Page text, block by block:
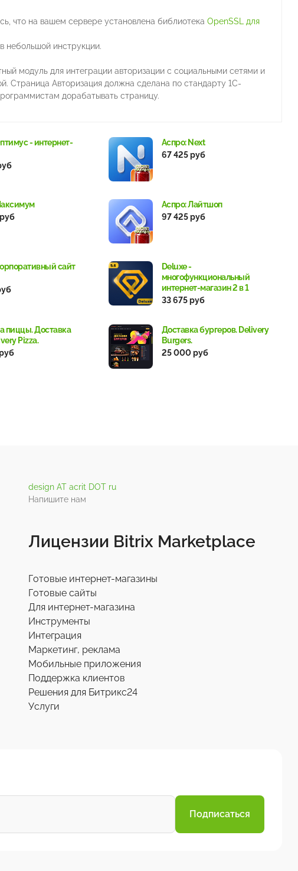
что на вашем сервере установлена библиотека OpenSSL для
небольшой инструкции.
модуль для интеграции авторизации с социальными сетями и
Страница Авторизация должна сделана по стандарту 1С-
дорабатывать страницу.
- интернет-
Аспро: Next
67 425 руб
Аспро: Лайтшоп
97 425 руб
сайт
Deluxe -
многофункциональный
интернет-магазин 2 в 1
33 675 руб
пиццы. Доставка
Pizza.
Доставка бургеров. Delivery
Burgers.
25 000 руб
design AT acrit DOT ru
Напишите нам
Лицензии Bitrix Marketplace
Готовые интернет-магазины
Готовые сайты
Для интернет-магазина
Инструменты
Интеграция
Маркетинг, реклама
Мобильные приложения
Поддержка клиентов
Решения для Битрикс24
Услуги
Подписаться